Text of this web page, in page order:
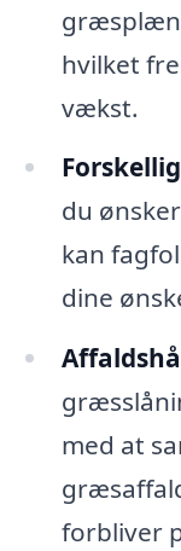
hvilket
vækst.
du
kan
dine
med at
forbliver